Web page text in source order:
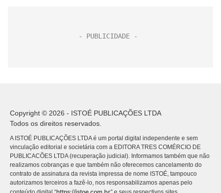
Copyright © 2026 - ISTOÉ PUBLICAÇÕES LTDA
Todos os direitos reservados.
A ISTOÉ PUBLICAÇÕES LTDA é um portal digital independente e sem
vinculação editorial e societária com a EDITORA TRES COMÉRCIO DE
PUBLICACÕES LTDA (recuperação judicial). Informamos também que não
realizamos cobranças e que também não oferecemos cancelamento do
contrato de assinatura da revista impressa de nome ISTOÉ, tampouco
autorizamos terceiros a fazê-lo, nos responsabilizamos apenas pelo